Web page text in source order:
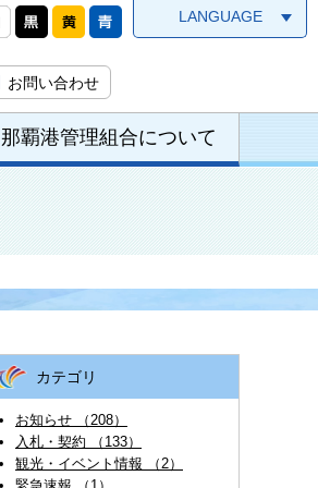
LANGUAGE
お問い合わせ
那覇港管理組合について
カテゴリ
お知らせ （208）
入札・契約 （133）
観光・イベント情報 （2）